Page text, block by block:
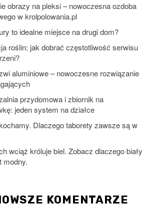
obrazy na pleksi – nowoczesna ozdoba
w krolpolowania.pl
to idealne miejsce na drugi dom?
roślin: jak dobrać częstotliwość serwisu
aluminiowe – nowoczesne rozwiązanie
przydomowa i zbiornik na
jeden system na działce
Dlaczego taborety zawsze są w
wciąż króluje biel. Zobacz dlaczego biały
modny.
KOMENTARZE